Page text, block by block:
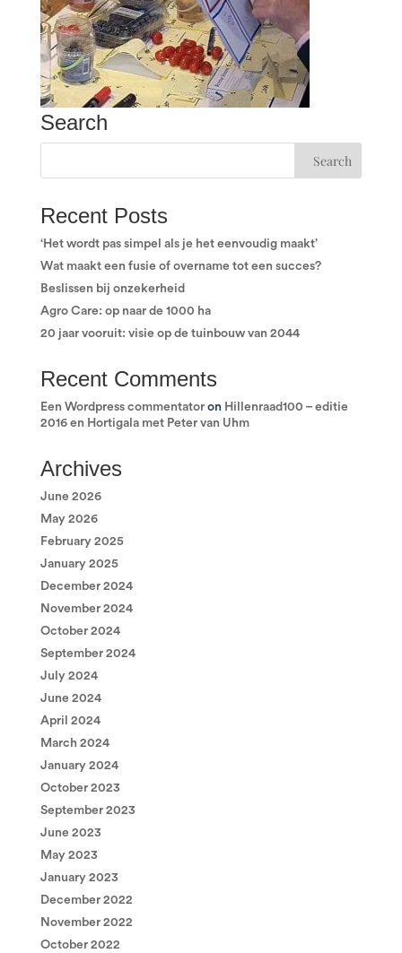
Search
Recent Posts
‘Het wordt pas simpel als je het eenvoudig maakt’
Wat maakt een fusie of overname tot een succes?
Beslissen bij onzekerheid
Agro Care: op naar de 1000 ha
20 jaar vooruit: visie op de tuinbouw van 2044
Recent Comments
Een Wordpress commentatoron Hillenraad100 – editie
2016 en Hortigala met Peter van Uhm
Archives
June 2026
May 2026
February 2025
January 2025
December 2024
November 2024
October 2024
September 2024
July 2024
June 2024
April 2024
March 2024
January 2024
October 2023
September 2023
June 2023
May 2023
January 2023
December 2022
November 2022
October 2022